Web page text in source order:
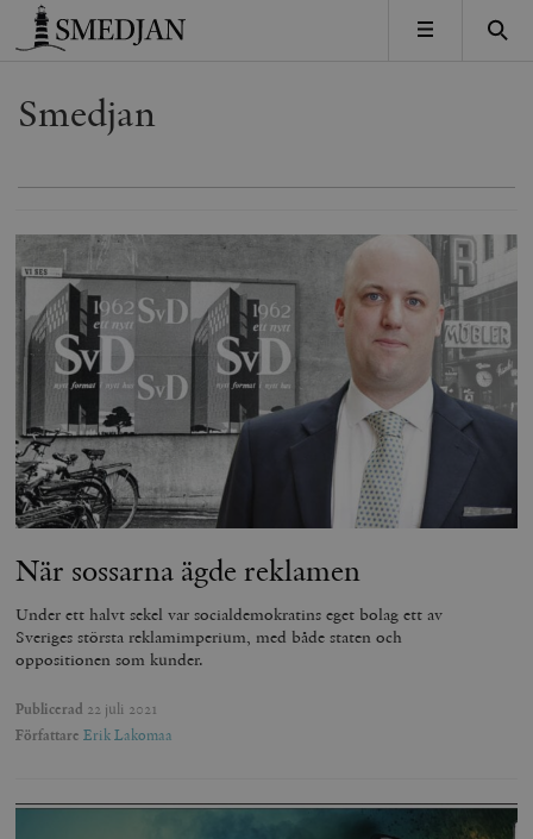
Timbro
MENY
Smedjan
När sossarna ägde reklamen
Under ett halvt sekel var socialdemokratins eget bolag ett av
Sveriges största reklamimperium, med både staten och
oppositionen som kunder.
Publicerad 22 juli 2021
Författare Erik Lakomaa